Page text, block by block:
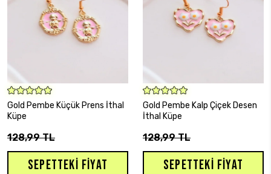
SEPETE EKLE
Gold Pembe Küçük Prens İthal
Küpe
128,99 TL
SEPETTEKI FIYAT
SEPETE EKLE
Gold Pembe Kalp Çiçek Desen
İthal Küpe
128,99 TL
SEPETTEKI FIYAT